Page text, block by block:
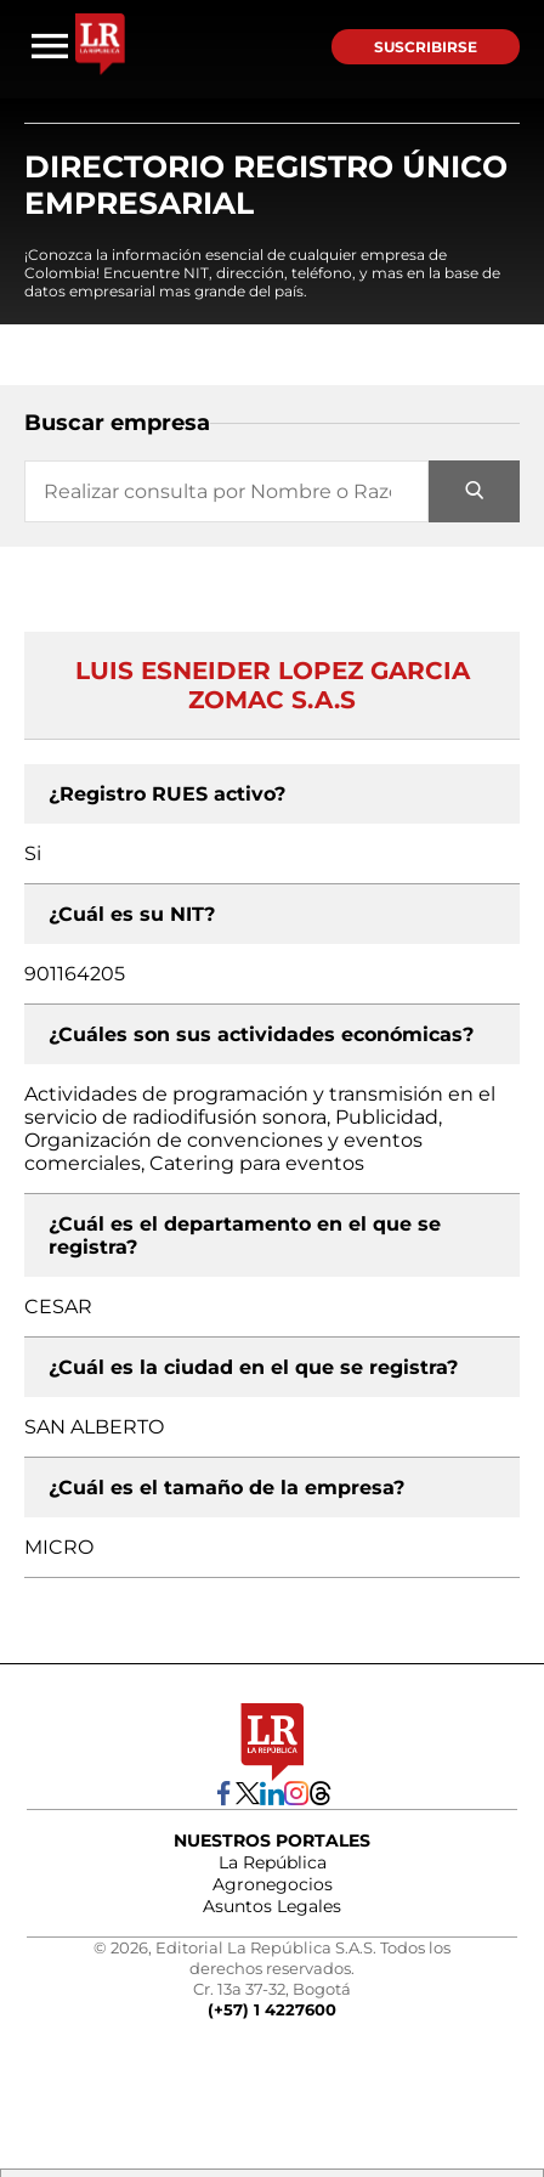
SUSCRIBIRSE
DIRECTORIO REGISTRO ÚNICO
EMPRESARIAL
¡Conozca la información esencial de cualquier empresa de
Colombia! Encuentre NIT, dirección, teléfono, y mas en la base de
datos empresarial mas grande del país.
Buscar empresa
LUIS ESNEIDER LOPEZ GARCIA
ZOMAC S.A.S
¿Registro RUES activo?
Si
¿Cuál es su NIT?
901164205
¿Cuáles son sus actividades económicas?
Actividades de programación y transmisión en el
servicio de radiodifusión sonora, Publicidad,
Organización de convenciones y eventos
comerciales, Catering para eventos
¿Cuál es el departamento en el que se
registra?
CESAR
¿Cuál es la ciudad en el que se registra?
SAN ALBERTO
¿Cuál es el tamaño de la empresa?
MICRO
NUESTROS PORTALES
La República
Agronegocios
Asuntos Legales
© 2026, Editorial La República S.A.S. Todos los
derechos reservados.
Cr. 13a 37-32, Bogotá
(+57) 1 4227600